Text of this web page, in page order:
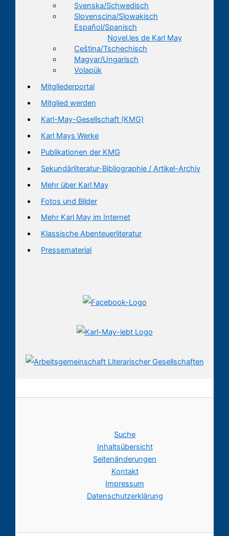
Svenska/Schwedisch
Slovenscina/Slowakisch
Español/Spanisch
Novel.les de Karl May
Ceština/Tschechisch
Magyar/Ungarisch
Volapük
Mitgliederportal
Mitglied werden
Karl-May-Gesellschaft (KMG)
Karl Mays Werke
Publikationen der KMG
Sekundärliteratur-Bibliographie / Artikel-Archiv
Mehr über Karl May
Fotos und Bilder
Mehr Karl May im Internet
Klassische Abenteuerliteratur
Pressematerial
Suche
Inhaltsübersicht
Seitenänderungen
Kontakt
Impressum
Datenschutzerklärung